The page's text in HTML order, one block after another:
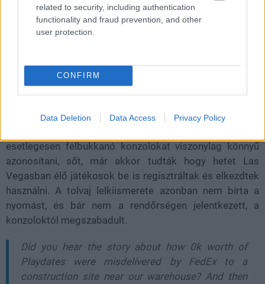
related to security, including authentication
functionality and fraud prevention, and other
user protection.
CONFIRM
Data Deletion Data Access Privacy Policy
beszámolója szerint 400 ezer dollár (kb. 143 millió
forint) értékű konzol tűnt el, és mivel 200 dollárért
márciusi GDC-n mesélt a cég alapítója.
esetlegesen felbukkanó konzolokat viszonylag könnyű
azonosítani, sőt, már akkor tudták hogy hetet Las
Vegasban élő játékosok be is regisztráltak és elkezdtek
használni. A tolvaj lelkiismerete azonban nem bírta a
nyomást, és bár nem a rendőrségen jelentkezett, a
konzoloktól megszabadult.
Did you hear the story about how 0k worth of
Playdates were misdelivered by FedEx to a
construction site near our warehouse? And then